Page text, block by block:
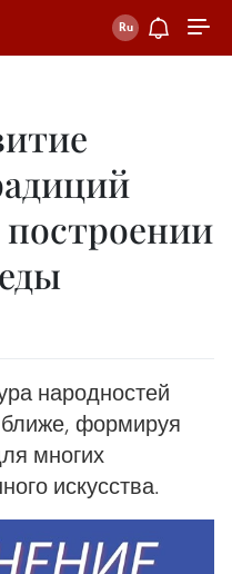
народностей
ближе, формируя
многих
искусства.